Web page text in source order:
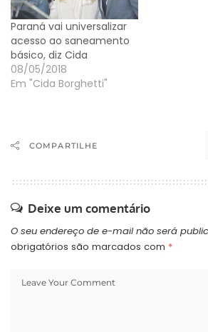
Paraná vai universalizar
acesso ao saneamento
básico, diz Cida
08/05/2018
Em "Cida Borghetti"
COMPARTILHE
Deixe um comentário
O seu endereço de e-mail não será
obrigatórios são marcados com *